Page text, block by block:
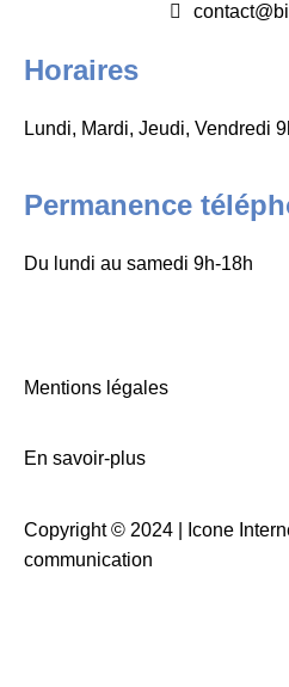
Horaires
Lundi, Mardi, Jeudi, Vendredi
Permanence
Du lundi au samedi 9h-18h
Mentions légales
En savoir-plus
Copyright © 2024 |
Icone
communication